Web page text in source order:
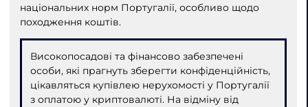
національних норм Португалії, особливо щодо
походження коштів.
Високопосадові та фінансово забезпечені
особи, які прагнуть зберегти конфіденційність,
цікавляться купівлею нерухомості у Португалії
з оплатою у криптовалюті. На відміну від